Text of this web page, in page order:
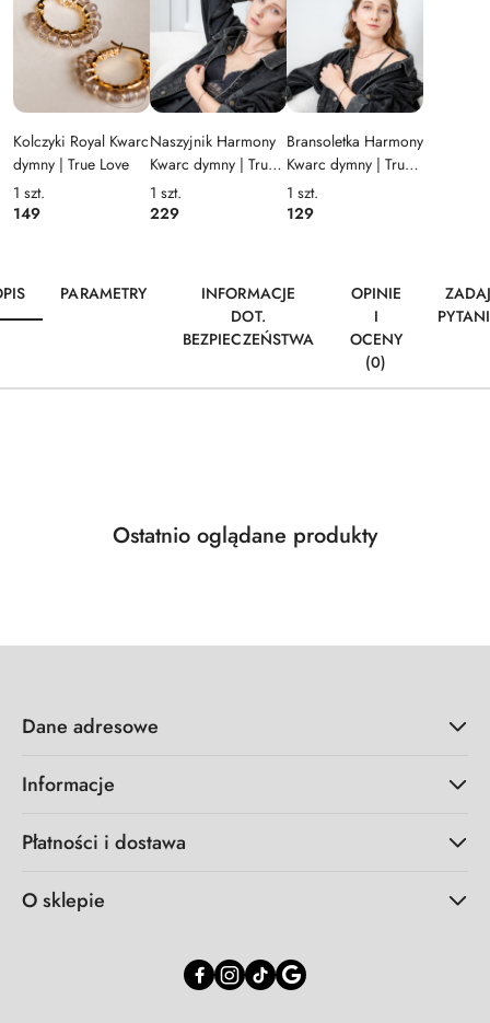
Kolczyki Royal Kwarc
dymny | True Love
1 szt.
149
Naszyjnik Harmony
Kwarc dymny | True
Love
1 szt.
229
Bransoletka Harmony
Kwarc dymny | True
Love
1 szt.
129
PARAMETRY
INFORMACJE
DOT.
BEZPIECZEŃSTWA
OPINIE
I
OCENY
(0)
Pomiń karuzelę produktów
Produkty
Ostatnio oglądane produkty
Dane adresowe
Informacje
Płatności i dostawa
O sklepie